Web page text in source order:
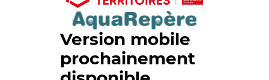
Version mobile
prochainement